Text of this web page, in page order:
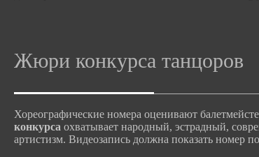
Жюри конкурса танцоров
Хореографические номера оценивают
конкурса охватывает народный, эстрадный,
артистизм. Видеозапись должна показать номер